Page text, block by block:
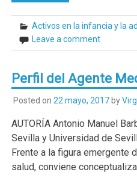
Activos en la infancia y la
Leave a comment
Perfil del Agente
Posted on 22 mayo, 2017by
AUTORÍA Antonio Manuel
Sevilla y Universidad de
Frente a la figura emergente
salud, conviene